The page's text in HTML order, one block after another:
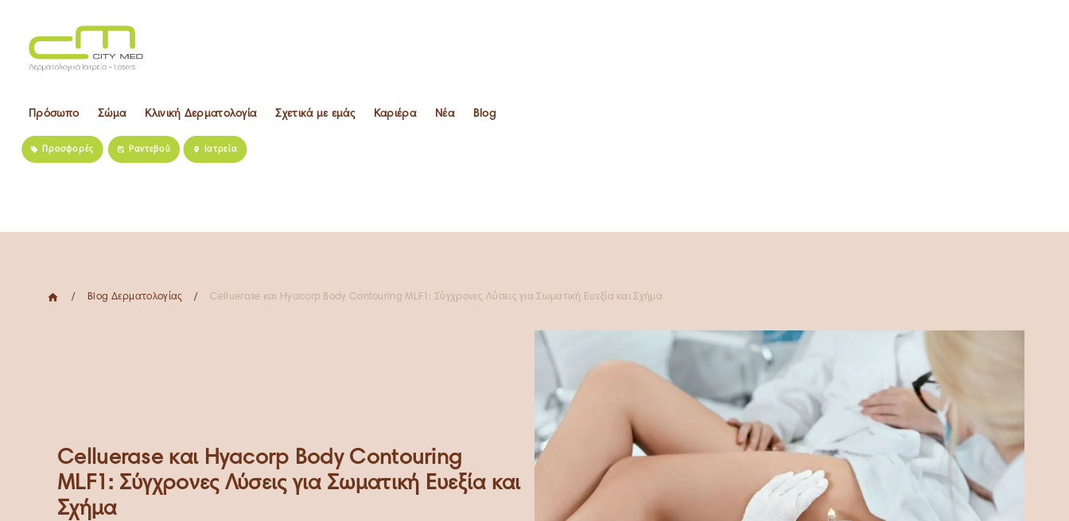
Πρόσωπο Σώμα Κλινική Δερματολογία Σχετικά με εμάς Καριέρα Νέα Blog
Πρόσωπο Σώμα Κλινική Δερματολογία
Προσφορές Ραντεβού Ιατρεία
Blog Δερματολογίας Celluerase και Hyacorp Body Contouring MLF1: Σύγχρονες Λύσεις για Σωματική Ευεξία και Σχήμα
Celluerase και Hyacorp Body Contouring
MLF1: Σύγχρονες Λύσεις για Σωματική Ευεξία και
Σχήμα